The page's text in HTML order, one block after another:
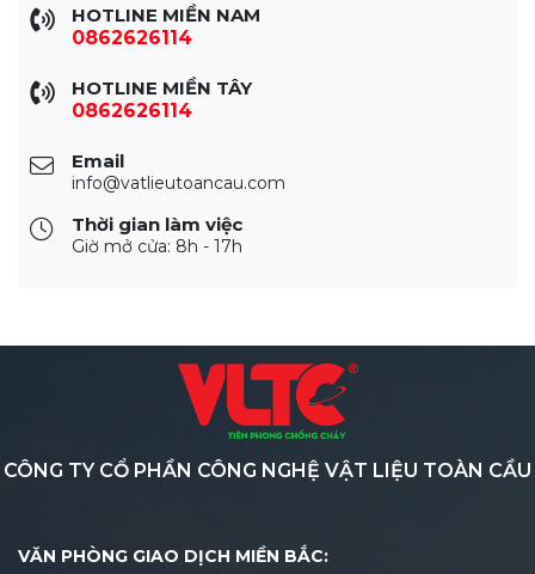
HOTLINE MIỀN NAM
0862626114
HOTLINE MIỀN TÂY
0862626114
Email
info@vatlieutoancau.com
Thời gian làm việc
Giờ mở cửa: 8h - 17h
CÔNG TY CỔ PHẦN CÔNG NGHỆ VẬT LIỆU TOÀN CẦU
VĂN PHÒNG GIAO DỊCH MIỀN BẮC: